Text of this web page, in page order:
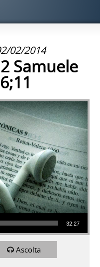
02/2014
Samuele
32:27
Ascolta